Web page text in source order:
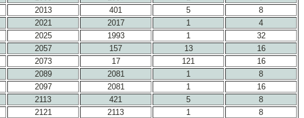
2013 401 5
8
2021 2017 1
4
2025 1993 1
32
2057 157 13
16
2073 17 121
16
2089 2081 1
8
2097 2081 1
16
2113 421 5
8
2121 2113 1
8